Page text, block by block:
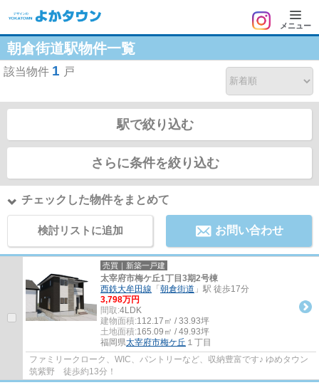
メニュー
朝倉街道駅物件一覧
該当物件 1 戸
駅で絞り込む
さらに条件を絞り込む
チェックした物件をまとめて
検討リストに追加 お問い合わせ
売買｜新築一戸建
太宰府市梅ケ丘1丁目3期2号棟
西鉄大牟田線 「 朝倉街道 」駅 徒歩17分
3,798万円
間取:4LDK
建物面積:112.17㎡ / 33.93坪
土地面積:165.09㎡ / 49.93坪
福岡県太宰府市梅ケ丘 １丁目
ファミリークローク、WIC、パントリーなど、収納豊富です♪ ゆめタウン
筑紫野 徒歩約13分！